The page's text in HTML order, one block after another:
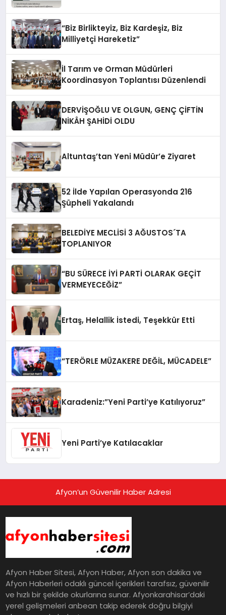
“Biz Birlikteyiz, Biz Kardeşiz, Biz
Milliyetçi Hareketiz”
İl Tarım ve Orman Müdürleri
Koordinasyon Toplantısı Düzenlendi
DERVİŞOĞLU VE OLGUN, GENÇ ÇİFTİN
NİKÂH ŞAHİDİ OLDU
Altuntaş’tan Yeni Müdür’e Ziyaret
52 İlde Yapılan Operasyonda 216
Şüpheli Yakalandı
BELEDİYE MECLİSİ 3 AĞUSTOS´TA
TOPLANIYOR
“BU SÜRECE İYİ PARTİ OLARAK GEÇİT
VERMEYECEĞİZ”
Ertaş, Helallik İstedi, Teşekkür Etti
“TERÖRLE MÜZAKERE DEĞİL, MÜCADELE”
Karadeniz:”Yeni Parti’ye Katılıyoruz”
Yeni Parti’ye Katılacaklar
Afyon’un Güvenilir Haber Adresi
Afyon Haber Sitesi, Afyon Haber, Afyon son dakika ve
Afyon Haberleri odaklı güncel içerikleri tarafsız, güvenilir
ve hızlı bir şekilde okurlarına sunar. Afyonkarahisar’daki
yerel gelişmeleri anbean takip ederek doğru bilgiyi